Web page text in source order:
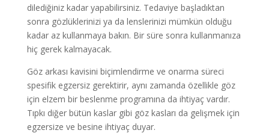
dilediğiniz kadar yapabilirsiniz. Tedaviye başladıktan
sonra gözlüklerinizi ya da lenslerinizi mümkün olduğu
kadar az kullanmaya bakın. Bir süre sonra kullanmanıza
hiç gerek kalmayacak.
Göz arkası kavisini biçimlendirme ve onarma süreci
spesifik egzersiz gerektirir, aynı zamanda özellikle göz
için elzem bir beslenme programına da ihtiyaç vardır.
Tıpkı diğer bütün kaslar gibi göz kasları da gelişmek için
egzersize ve besine ihtiyaç duyar.